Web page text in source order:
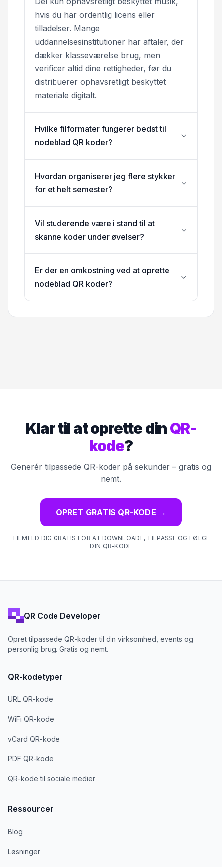
hvis du har ordentlig licens eller
tilladelser. Mange
uddannelsesinstitutioner har aftaler, der
dækker klasseværelse brug, men
verificer altid dine rettigheder, før du
distribuerer ophavsretligt beskyttet
materiale digitalt.
Hvilke filformater fungerer bedst til
nodeblad QR koder?
Hvordan organiserer jeg flere stykker
for et helt semester?
Vil studerende være i stand til at
skanne koder under øvelser?
Er der en omkostning ved at oprette
nodeblad QR koder?
Klar til at oprette din QR-
kode?
Generér tilpassede QR-koder på sekunder – gratis og
nemt.
OPRET GRATIS QR-KODE →
TILMELD DIG GRATIS FOR AT DOWNLOADE, TILPASSE OG FØLGE
DIN QR-KODE
QR Code Developer
Opret tilpassede QR-koder til din virksomhed, events og
personlig brug. Gratis og nemt.
QR-kodetyper
URL QR-kode
WiFi QR-kode
vCard QR-kode
PDF QR-kode
QR-kode til sociale medier
Ressourcer
Blog
Løsninger